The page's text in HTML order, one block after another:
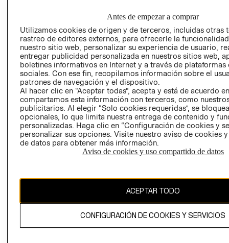
SOCIAL
PRENSA
RELACIÓN CON
INVERSIONISTAS
POLÍTICA
EMPRESARIAL
NUESTRAS
TIENDAS
- RETIRO EN
TIENDA
TÉRMINOS Y
AVISO DE
PRIVACIDAD
GIFT CARD
AVISO DE
Antes de empezar a comprar
Utilizamos cookies de origen y de terceros, incluidas otras
rastreo de editores externos, para ofrecerle la
nuestro sitio web, personalizar su experiencia de usuario,
entregar publicidad personalizada en nuestros sitios web,
boletines informativos en Internet y a través de plataformas
sociales. Con ese fin, recopilamos información sobre el
patrones de navegación y el dispositivo.
Al hacer clic en “Aceptar todas”, acepta y está de acuerdo
compartamos esta información con terceros, como
publicitarios. Al elegir “Solo cookies requeridas”, se
opcionales, lo que limita nuestra entrega de contenido y
personalizadas. Haga clic en “Configuración de cookies y
personalizar sus opciones. Visite nuestro aviso de cookies
de datos para obtener más información.
Aviso de cookies y uso compartido de datos
ACEPTAR TODO
CONFIGURACIÓN DE COOKIES Y SERVICIOS